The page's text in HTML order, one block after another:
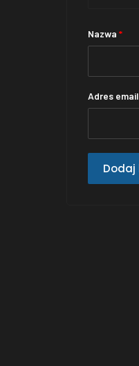
Nazwa *
Adres email